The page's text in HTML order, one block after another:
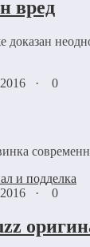
вред
доказан
· 0
· 0